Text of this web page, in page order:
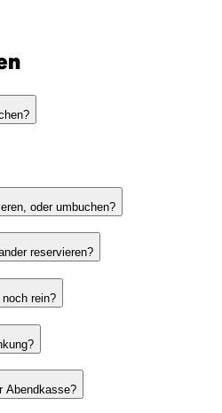
oder umbuchen?
reservieren?
rein?
Abendkasse?